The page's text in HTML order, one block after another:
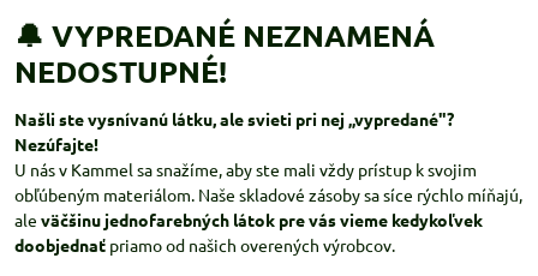
🔔 VYPREDANÉ NEZNAMENÁ
NEDOSTUPNÉ!
Našli ste vysnívanú látku, ale svieti pri nej „vypredané"?
Nezúfajte!
U nás v Kammel sa snažíme, aby ste mali vždy prístup k svojim
obľúbeným materiálom. Naše skladové zásoby sa síce rýchlo míňajú,
ale väčšinu jednofarebných látok pre vás vieme kedykoľvek
doobjednať priamo od našich overených výrobcov.